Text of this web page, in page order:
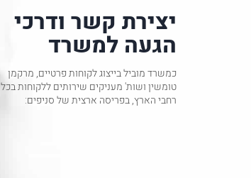
יצירת קשר ודרכי
הגעה למשרד
כמשרד מוביל בייצוג לקוחות פרטיים, מרקמן
טומשין ושות' מעניקים שירותים ללקוחות בכל
רחבי הארץ, בפריסה ארצית של סניפים: